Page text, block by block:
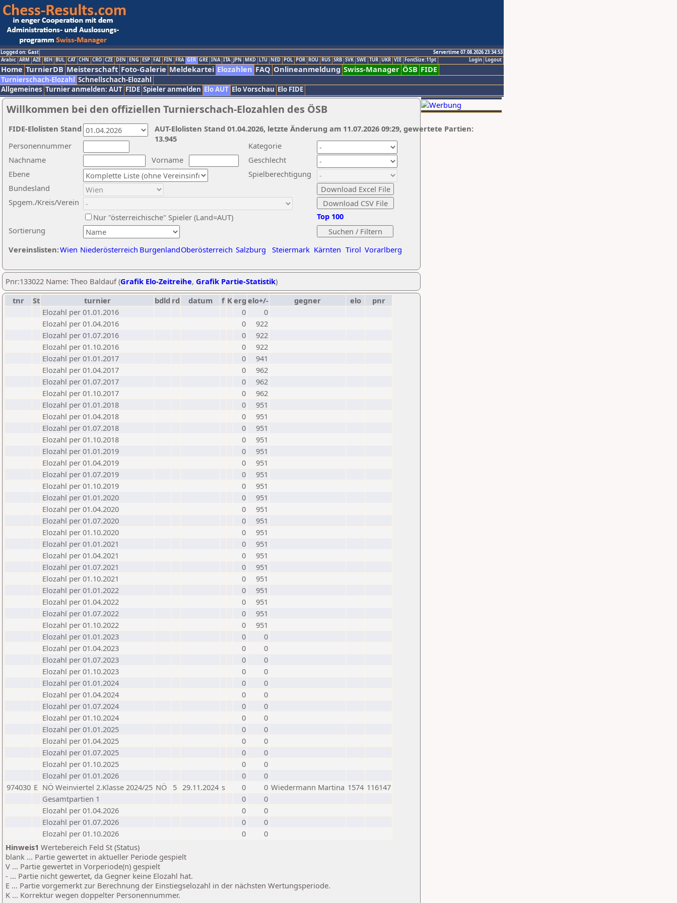
Logged on: Gast
Servertime 07.08.2026 23:34:53
Logout
Login
Arabic ARM AZE BIH BUL CAT CHN CRO CZE DEN ENG ESP FAI FIN FRA GER GRE INA ITA JPN MKD LTU NED POL POR ROU RUS SRB SVK SWE TUR UKR VIE FontSize:11pt
Home TurnierDB Meisterschaft Foto-Galerie Meldekartei Elozahlen FAQ Onlineanmeldung Swiss-Manager ÖSB FIDE
Turnierschach-Elozahl Schnellschach-Elozahl
Allgemeines Turnier anmelden: AUT FIDE Spieler anmelden Elo AUT Elo Vorschau Elo FIDE
Willkommen bei den offiziellen Turnierschach-Elozahlen des ÖSB
Nachname
Vorname
Ebene
Kategorie
Sortierung
Personennummer
Bundesland
Spgem./Kreis/Verein
Geschlecht
Nur "österreichische" Spieler (Land=AUT)
Spielberechtigung
Vereinslisten:Wien Niederösterreich BurgenlandOberösterreich Salzburg Steiermark Kärnten Tirol Vorarlberg
Top 100
AUT-Elolisten Stand 01.04.2026, letzte Änderung am 11.07.2026 09:29, gewertete Partien:
13.945
FIDE-Elolisten Stand
Pnr:133022 Name: Theo Baldauf (Grafik Elo-Zeitreihe, Grafik Partie-Statistik)
tnr
St turnier bdld rd datum f Kerg elo+/- gegner elo
pnr
Elozahl per 01.01.2016
0
0
Elozahl per 01.04.2016
0
922
Elozahl per 01.07.2016
0
922
Elozahl per 01.10.2016
0
922
Elozahl per 01.01.2017
0
941
Elozahl per 01.04.2017
0
962
Elozahl per 01.07.2017
0
962
Elozahl per 01.10.2017
0
962
Elozahl per 01.01.2018
0
951
Elozahl per 01.04.2018
0
951
Elozahl per 01.07.2018
0
951
Elozahl per 01.10.2018
0
951
Elozahl per 01.01.2019
0
951
Elozahl per 01.04.2019
0
951
Elozahl per 01.07.2019
0
951
Elozahl per 01.10.2019
0
951
Elozahl per 01.01.2020
0
951
Elozahl per 01.04.2020
0
951
Elozahl per 01.07.2020
0
951
Elozahl per 01.10.2020
0
951
Elozahl per 01.01.2021
0
951
Elozahl per 01.04.2021
0
951
Elozahl per 01.07.2021
0
951
Elozahl per 01.10.2021
0
951
Elozahl per 01.01.2022
0
951
Elozahl per 01.04.2022
0
951
Elozahl per 01.07.2022
0
951
Elozahl per 01.10.2022
0
951
Elozahl per 01.01.2023
0
0
Elozahl per 01.04.2023
0
0
Elozahl per 01.07.2023
0
0
Elozahl per 01.10.2023
0
0
Elozahl per 01.01.2024
0
0
Elozahl per 01.04.2024
0
0
Elozahl per 01.07.2024
0
0
Elozahl per 01.10.2024
0
0
Elozahl per 01.01.2025
0
0
Elozahl per 01.04.2025
0
0
Elozahl per 01.07.2025
0
0
Elozahl per 01.10.2025
0
0
Elozahl per 01.01.2026
0
0
974030 E NÖ Weinviertel 2.Klasse 2024/25 NÖ 5 29.11.2024 s 0 0 Wiedermann Martina 1574 116147
Gesamtpartien 1
0
0
Elozahl per 01.04.2026
0
0
Elozahl per 01.07.2026
0
0
Elozahl per 01.10.2026
0
0
Hinweis1 Wertebereich Feld St (Status)
blank ... Partie gewertet in aktueller Periode gespielt
V ... Partie gewertet in Vorperiode(n) gespielt
- ... Partie nicht gewertet, da Gegner keine Elozahl hat.
E ... Partie vorgemerkt zur Berechnung der Einstiegselozahl in der nächsten Wertungsperiode.
K ... Korrektur wegen doppelter Personennummer.